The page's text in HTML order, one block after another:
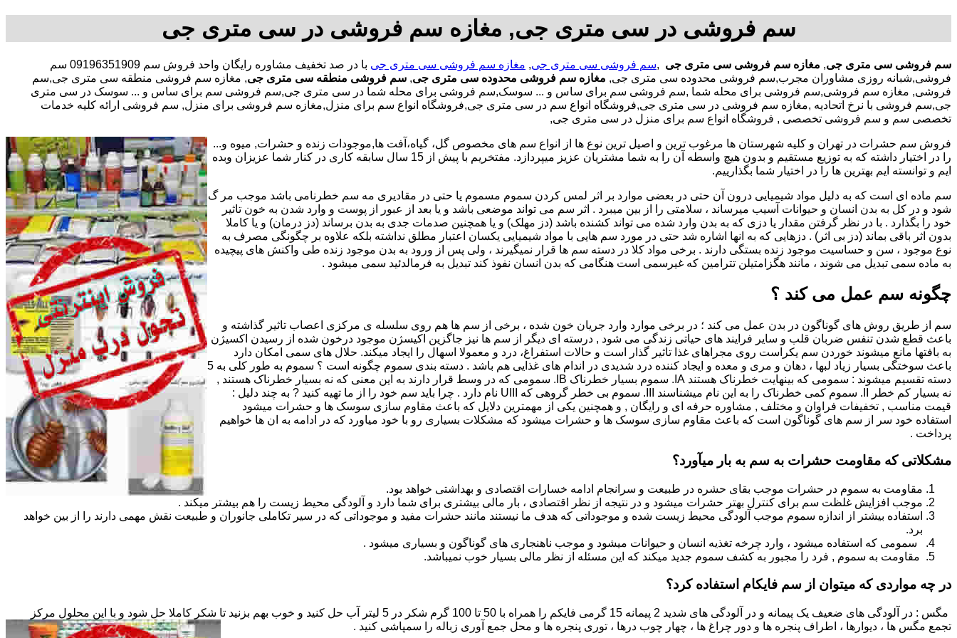
سم فروشی در سی متری جی, مغازه سم فروشی در سی متری جی
سم فروشی سی متری جی, مغازه سم فروشی سی متری جی ,سم فروشی سی متری جی, مغازه سم فروشی سی متری جی
با در صد تخفیف مشاوره رایگان واحد فروش سم 09196351909 سم
فروشی,شبانه روزی مشاوران مجرب,سم فروشی محدوده سی متری جی, مغازه سم فروشی محدوده سی متری جی, سم فروشی منطقه سی متری جی, مغازه سم فروشی منطقه سی متری جی,سم
فروشی, مغازه سم فروشی,سم فروشی برای محله شما ,سم فروشی سم برای ساس و ... سوسک,سم فروشی برای محله شما در سی متری جی,سم فروشی سم برای ساس و ... سوسک در سی متری
جی,سم فروشی با نرخ اتحادیه ,مغازه سم فروشی در سی متری جی,فروشگاه انواع سم در سی متری جی,فروشگاه انواع سم برای منزل,مغازه سم فروشی برای منزل, سم فروشی ارائه کلیه خدمات
تخصصی سم و سم فروشی تخصصی , فروشگاه انواع سم برای منزل در سی متری جی,
فروش سم حشرات در تهران و کلیه شهرستان ها مرغوب ترین و اصیل ترین نوع ها از انواع سم های مخصوص گل، گیاه،آفت ها,موجودات زنده و حشرات, میوه و...
را در اختیار داشته که به توزیع مستقیم و بدون هیچ واسطه آن را به شما مشتریان عزیز میپردازد. مفتخریم با پیش از 15 سال سابقه کاری در کنار شما عزیزان وبده
ایم و توانسته ایم بهترین ها را در اختیار شما بگذارییم.
سم ماده ای است که به دلیل مواد شیمیایی درون آن حتی در بعضی موارد بر اثر لمس کردن سموم مسموم یا حتی در مقادیری مه سم خطرنامی باشد موجب مر گ
شود و در کل به بدن انسان و حیوانات آسیب میرساند ، سلامتی را از بین میبرد . اثر سم می تواند موضعی باشد و یا بعد از عبور از پوست و وارد شدن به خون تاثیر
خود را بگذارد . با در نظر گرفتن مقدار یا دزی که به بدن وارد شده می تواند کشنده باشد (دز مهلک) و یا همچنین صدمات جدی به بدن برساند (دز درمان) و یا کاملا
بدون اثر باقی بماند (دز بی اثر) . دزهایی که به انها اشاره شد حتی در مورد سم هایی با مواد شیمیایی یکسان اعتبار مطلق نداشته بلکه علاوه بر چگونگی مصرف به
نوع موجود ، سن و حساسیت موجود زنده بستگی دارند . برخی مواد کلا در دسته سم ها قرار نمیگیرند ، ولی پس از ورود به بدن موجود زنده طی واکنش های پیچیده
به ماده سمی تبدیل می شوند ، مانند هگزامتیلن تترامین که غیرسمی است هنگامی که بدن انسان نفوذ کند تبدیل به فرمالدئید سمی میشود .
چگونه سم عمل می کند ؟
سم از طریق روش های گوناگون در بدن عمل می کند ؛ در برخی موارد وارد جریان خون شده ، برخی از سم ها هم روی سلسله ی مرکزی اعصاب تاثیر گذاشته و
باعث قطع شدن تنفس ضربان قلب و سایر فرایند های حیاتی زندگی می شود , درسته ای دیگر از سم ها نیز جاگزین اکیسژن موجود درخون شده از رسیدن اکسیژن
به بافتها مانع میشوند خوردن سم یکراست روی مجراهای غذا تاثیر گذار است و حالات استفراغ، درد و معمولا اسهال را ایجاد میکند. حلال های سمی امکان دارد
باعث سوختگی بسیار زیاد لبها ، دهان و مری و معده و ایجاد کننده درد شدیدی در اندام های غذایی هم باشد . دسته بندی سموم چگونه است ؟ سموم به طور کلی به 5
دسته تقسیم میشوند : سمومی که بینهایت خطرناک هستند IA. سموم بسیار خطرناک IB. سمومی که در وسط قرار دارند به این معنی که نه بسیار خطرناک هستند ,
نه بسیار کم خطر II. سموم کمی خطرناک را به این نام میشناسند III. سموم بی خطر گروهی که UIII نام دارد . چرا باید سم خود را از ما تهیه کنید ? به چند دلیل :
قیمت مناسب , تخفیفات فراوان و مختلف , مشاوره حرفه ای و رایگان , و همچنین یکی از مهمترین دلایل که باعث مقاوم سازی سوسک ها و حشرات میشود
استفاده خود سر از سم های گوناگون است که باعث مقاوم سازی سوسک ها و حشرات میشود که مشکلات بسیاری رو با خود میاورد که در ادامه به ان ها خواهیم
پرداخت .
مشکلاتی که مقاومت حشرات به سم به بار میآورد؟
مقاومت به سموم در حشرات موجب بقای حشره در طبیعت و سرانجام ادامه خسارات اقتصادی و بهداشتی خواهد بود.
موجب افزایش غلظت سم برای کنترل بهتر حشرات میشود و در نتیجه از نظر اقتصادی ، بار مالی بیشتری برای شما دارد و آلودگی محیط زیست را هم بیشتر میکند .
استفاده بیشتر از اندازه سموم موجب آلودگی محیط زیست شده و موجوداتی که هدف ما نیستند مانند حشرات مفید و موجوداتی که در سیر تکاملی جانوران و طبیعت نقش مهمی دارند را از بین خواهد
برد.
سمومی که استفاده میشود ، وارد چرخه تغذیه انسان و حیوانات میشود و موجب ناهنجاری های گوناگون و بسیاری میشود .
مقاومت به سموم , فرد را مجبور به کشف سموم جدید میکند که این مسئله از نظر مالی بسیار خوب نمیباشد.
در چه مواردی که میتوان از سم فایکام استفاده کرد؟
مگس : در آلودگی های ضعیف یک پیمانه و در آلودگی های شدید 2 پیمانه 15 گرمی فایکم را همراه با 50 تا 100 گرم شکر در 5 لیتر آب حل کنید و خوب بهم بزنید تا شکر کاملا حل شود و با این محلول مرکز
تجمع مگس ها ، دیوارها ، اطراف پنجره ها و دور چراغ ها ، چهار چوب درها ، توری پنجره ها و محل جمع آوری زباله را سمپاشی کنید .